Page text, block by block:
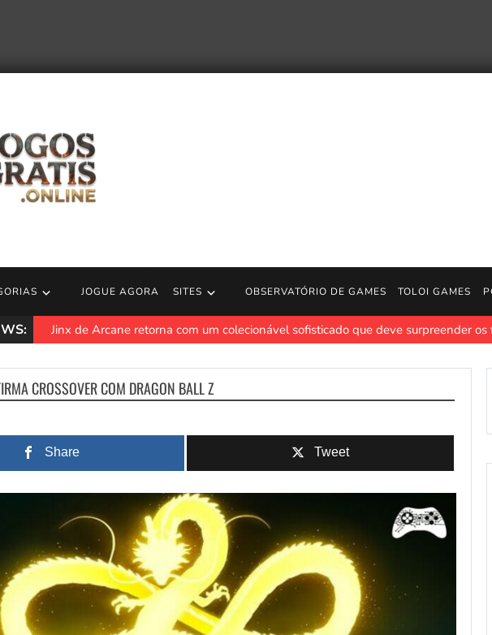
JOGUE AGORA SITES OBSERVATÓRIO DE GAMES TOLOI GAMES
Jinx de Arcane retorna com um colecionável sofisticado que deve surpreender os
CROSSOVER COM DRAGON BALL Z
Share Tweet